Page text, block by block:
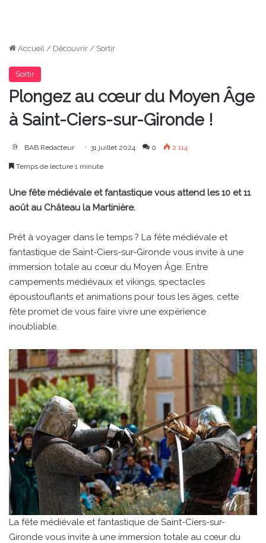
Accueil / Découvrir / Sortir
Sortir
Plongez au cœur du Moyen Âge
à Saint-Ciers-sur-Gironde !
BAB Redacteur 31 juillet 2024 0 2 114
Temps de lecture 1 minute
Une fête médiévale et fantastique vous attend les 10 et 11
août au Château la Martinière.
Prêt à voyager dans le temps ? La fête médiévale et
fantastique de Saint-Ciers-sur-Gironde vous invite à une
immersion totale au cœur du Moyen Âge. Entre
campements médiévaux et vikings, spectacles
époustouflants et animations pour tous les âges, cette
fête promet de vous faire vivre une expérience
inoubliable.
La fête médiévale et fantastique de Saint-Ciers-sur-
Gironde vous invite à une immersion totale au cœur du